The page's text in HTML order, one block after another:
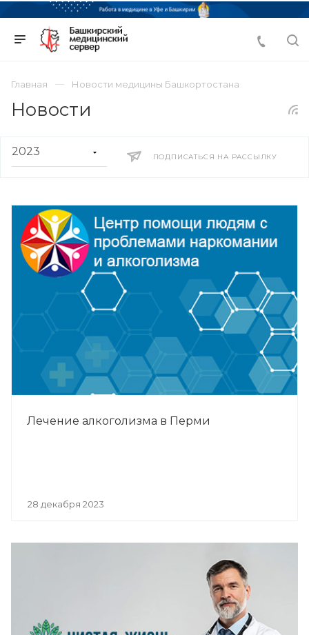
Главная Новости медицины Башкортостана
Новости
ПОДПИСАТЬСЯ НА РАССЫЛКУ
Лечение алкоголизма в Перми
28 декабря 2023